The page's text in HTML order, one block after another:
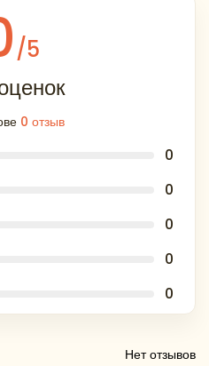
экскурсий, при
обслуживания.
/5
0 отзыв
0
0
0
0
0
Нет отзывов